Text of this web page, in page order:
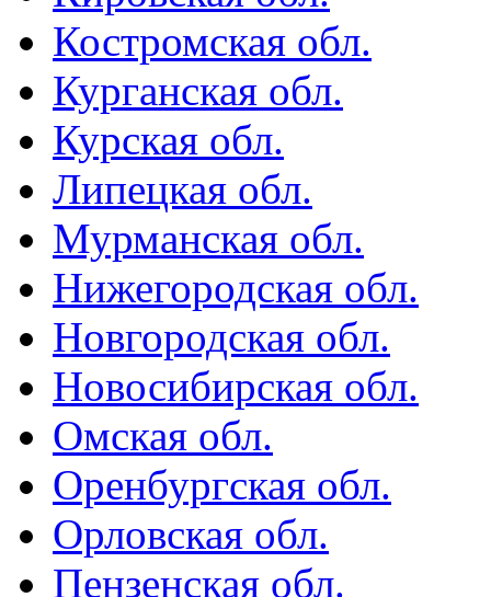
Костромская обл.
Курганская обл.
Курская обл.
Липецкая обл.
Мурманская обл.
Нижегородская обл.
Новгородская обл.
Новосибирская обл.
Омская обл.
Оренбургская обл.
Орловская обл.
Пензенская обл.